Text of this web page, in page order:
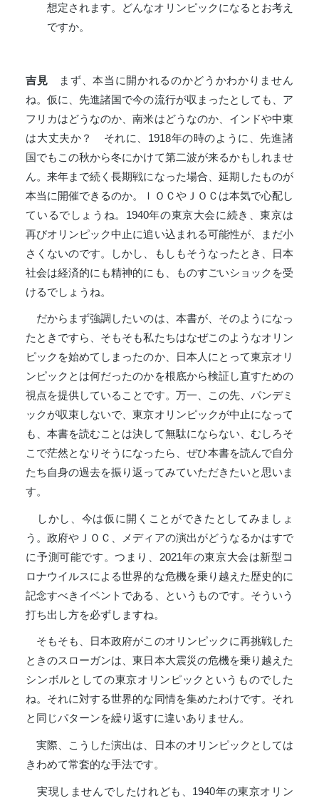
想定されます。どんなオリンピックになるとお考え
ですか。
吉見 まず、本当に開かれるのかどうかわかりません
ね。仮に、先進諸国で今の流行が収まったとしても、ア
フリカはどうなのか、南米はどうなのか、インドや中東
は大丈夫か？ それに、1918年の時のように、先進諸
国でもこの秋から冬にかけて第二波が来るかもしれませ
ん。来年まで続く長期戦になった場合、延期したものが
本当に開催できるのか。ＩＯＣやＪＯＣは本気で心配し
ているでしょうね。1940年の東京大会に続き、東京は
再びオリンピック中止に追い込まれる可能性が、まだ小
さくないのです。しかし、もしもそうなったとき、日本
社会は経済的にも精神的にも、ものすごいショックを受
けるでしょうね。
だからまず強調したいのは、本書が、そのようになっ
たときですら、そもそも私たちはなぜこのようなオリン
ピックを始めてしまったのか、日本人にとって東京オリ
ンピックとは何だったのかを根底から検証し直すための
視点を提供していることです。万一、この先、パンデミ
ックが収束しないで、東京オリンピックが中止になって
も、本書を読むことは決して無駄にならない、むしろそ
こで茫然となりそうになったら、ぜひ本書を読んで自分
たち自身の過去を振り返ってみていただきたいと思いま
す。
しかし、今は仮に開くことができたとしてみましょ
う。政府やＪＯＣ、メディアの演出がどうなるかはすで
に予測可能です。つまり、2021年の東京大会は新型コ
ロナウイルスによる世界的な危機を乗り越えた歴史的に
記念すべきイベントである、というものです。そういう
打ち出し方を必ずしますね。
そもそも、日本政府がこのオリンピックに再挑戦した
ときのスローガンは、東日本大震災の危機を乗り越えた
シンボルとしての東京オリンピックというものでした
ね。それに対する世界的な同情を集めたわけです。それ
と同じパターンを繰り返すに違いありません。
実際、こうした演出は、日本のオリンピックとしては
きわめて常套的な手法です。
実現しませんでしたけれども、1940年の東京オリン